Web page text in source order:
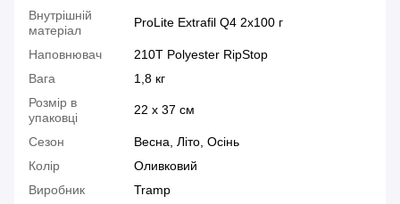
Внутрішній
матеріал
ProLite Extrafil Q4 2x100 г
Наповнювач
210Т Polyester RipStop
Вага
1,8 кг
Розмір в
упаковці
22 x 37 см
Сезон
Весна, Літо, Осінь
Колір
Оливковий
Виробник
Tramp